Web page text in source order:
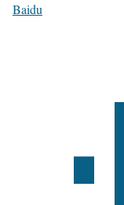
Baidu